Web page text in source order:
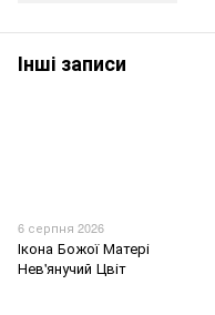
Інші записи
6 серпня 2026
Ікона Божої Матері
Нев'янучий Цвіт